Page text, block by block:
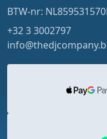
BTW-nr:
+32 3 3002797